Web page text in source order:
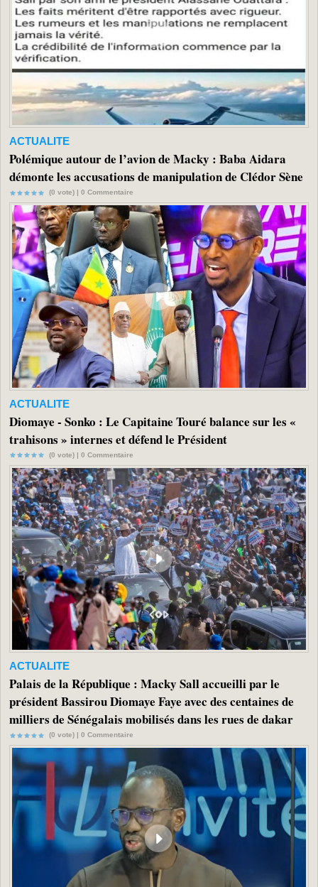
ACTUALITE
Polémique autour de l’avion de Macky : Baba Aidara
démonte les accusations de manipulation de Clédor Sène
(0 vote) | 0 Commentaire
ACTUALITE
Diomaye - Sonko : Le Capitaine Touré balance sur les «
trahisons » internes et défend le Président
(0 vote) | 0 Commentaire
ACTUALITE
Palais de la République : Macky Sall accueilli par le
président Bassirou Diomaye Faye avec des centaines de
milliers de Sénégalais mobilisés dans les rues de dakar
(0 vote) | 0 Commentaire